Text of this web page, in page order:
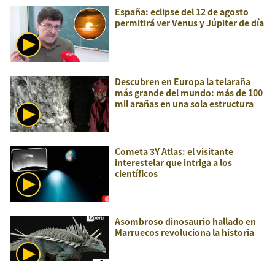
España: eclipse del 12 de agosto
permitirá ver Venus y Júpiter de día
Descubren en Europa la telaraña
más grande del mundo: más de 100
mil arañas en una sola estructura
Cometa 3Y Atlas: el visitante
interestelar que intriga a los
científicos
Asombroso dinosaurio hallado en
Marruecos revoluciona la historia